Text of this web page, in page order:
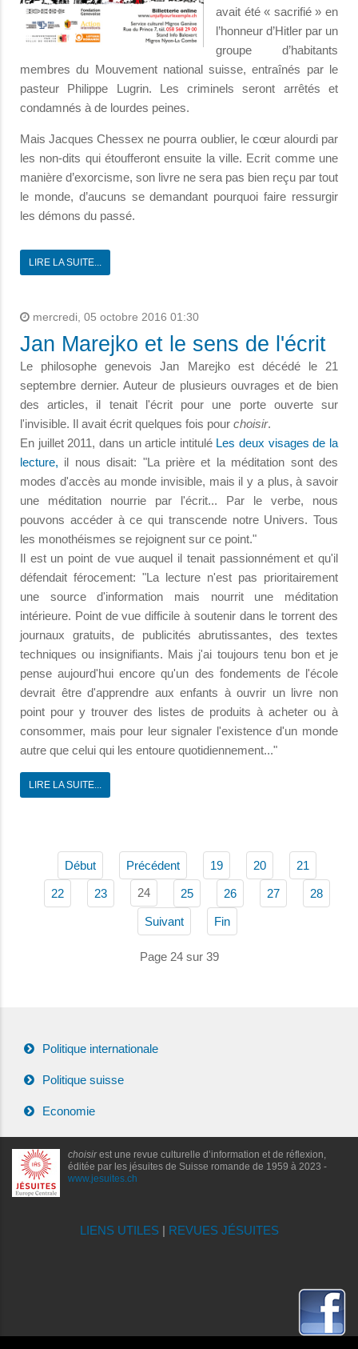
avait été « sacrifié » en
l’honneur d’Hitler par un
groupe d’habitants
membres du Mouvement national suisse, entraînés par le
pasteur Philippe Lugrin. Les criminels seront arrêtés et
condamnés à de lourdes peines.
Mais Jacques Chessex ne pourra oublier, le cœur alourdi par
les non-dits qui étoufferont ensuite la ville. Ecrit comme une
manière d’exorcisme, son livre ne sera pas bien reçu par tout
le monde, d’aucuns se demandant pourquoi faire ressurgir
les démons du passé.
LIRE LA SUITE...
mercredi, 05 octobre 2016 01:30
Jan Marejko et le sens de l'écrit
Le philosophe genevois Jan Marejko est décédé le 21
septembre dernier. Auteur de plusieurs ouvrages et de bien
des articles, il tenait l'écrit pour une porte ouverte sur
l'invisible. Il avait écrit quelques fois pour choisir.
En juillet 2011, dans un article intitulé Les deux visages de la
lecture, il nous disait: "La prière et la méditation sont des
modes d'accès au monde invisible, mais il y a plus, à savoir
une méditation nourrie par l'écrit... Par le verbe, nous
pouvons accéder à ce qui transcende notre Univers. Tous
les monothéismes se rejoignent sur ce point."
Il est un point de vue auquel il tenait passionnément et qu'il
défendait férocement: "La lecture n'est pas prioritairement
une source d'information mais nourrit une méditation
intérieure. Point de vue difficile à soutenir dans le torrent des
journaux gratuits, de publicités abrutissantes, des textes
techniques ou insignifiants. Mais j'ai toujours tenu bon et je
pense aujourd'hui encore qu'un des fondements de l'école
devrait être d'apprendre aux enfants à ouvrir un livre non
point pour y trouver des listes de produits à acheter ou à
consommer, mais pour leur signaler l'existence d'un monde
autre que celui qui les entoure quotidiennement..."
LIRE LA SUITE...
Début Précédent 19 20 21
22 23 24 25 26 27 28
Suivant Fin
Page 24 sur 39
Politique internationale
Politique suisse
Economie
choisirest une revue culturelle d’information et de réflexion,
éditée par les jésuites de Suisse romande de 1959 à 2023 -
www.jesuites.ch
LIENS UTILES| REVUES JÉSUITES